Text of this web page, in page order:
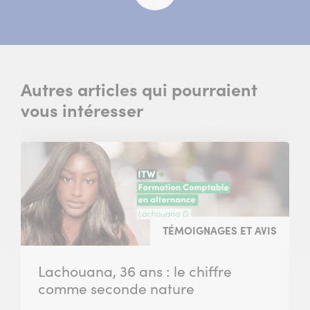
fenêtre)
Autres articles qui pourraient
vous intéresser
TÉMOIGNAGES ET AVIS
Lachouana, 36 ans : le chiffre
comme seconde nature